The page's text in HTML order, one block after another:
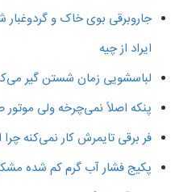
جاروبرقی بوی خاک و گردوغبار
ایراد از چیه
لباسشویی زمان شستن گیر
پنکه اصلاً نمی‌چرخه ولی موتور
فر برقی تایمرش کار نمی‌کنه چرا
پکیج فشار آب گرم کم شده